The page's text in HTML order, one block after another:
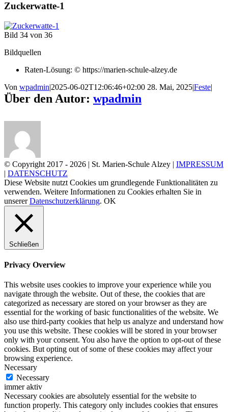
Zuckerwatte-1
Bild 34 von 36
Bildquellen
Raten-Lösung: © https://marien-schule-alzey.de
Von wpadmin|2025-06-02T12:06:46+02:00 28. Mai, 2025|Feste|
Über den Autor: wpadmin
© Copyright 2017 - 2026 | St. Marien-Schule Alzey | IMPRESSUM
| DATENSCHUTZ
Diese Website nutzt Cookies um grundlegende Funktionalitäten zu
verwenden. Weitere Informationen zu Cookies erhalten Sie in
unsererDatenschutzerklärung. OK
Schließen
Privacy Overview
This website uses cookies to improve your experience while you
navigate through the website. Out of these, the cookies that are
categorized as necessary are stored on your browser as they are
essential for the working of basic functionalities of the website. We
also use third-party cookies that help us analyze and understand how
you use this website. These cookies will be stored in your browser
only with your consent. You also have the option to opt-out of these
cookies. But opting out of some of these cookies may affect your
browsing experience.
Necessary
Necessary
immer aktiv
Necessary cookies are absolutely essential for the website to
function properly. This category only includes cookies that ensures